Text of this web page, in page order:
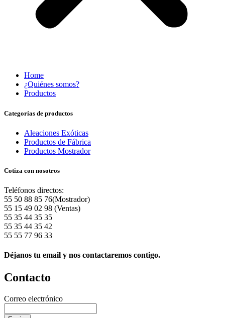
Home
¿Quiénes somos?
Productos
Categorías de productos
Aleaciones Exóticas
Productos de Fábrica
Productos Mostrador
Cotiza con nosotros
Teléfonos directos:
55 50 88 85 76(Mostrador)
55 15 49 02 98 (Ventas)
55 35 44 35 35
55 35 44 35 42
55 55 77 96 33
Déjanos tu email y nos contactaremos contigo.
Contacto
Correo electrónico